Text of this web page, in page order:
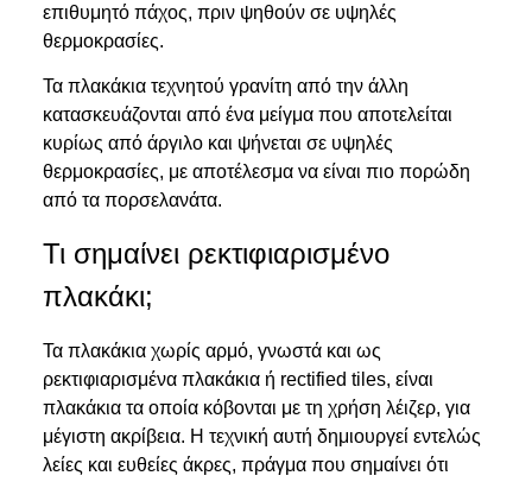
επιθυμητό πάχος, πριν ψηθούν σε υψηλές
θερμοκρασίες.
Τα πλακάκια τεχνητού γρανίτη από την άλλη
κατασκευάζονται από ένα μείγμα που αποτελείται
κυρίως από άργιλο και ψήνεται σε υψηλές
θερμοκρασίες, με αποτέλεσμα να είναι πιο πορώδη
από τα πορσελανάτα.
Τι σημαίνει ρεκτιφιαρισμένο
πλακάκι;
Τα πλακάκια χωρίς αρμό, γνωστά και ως
ρεκτιφιαρισμένα πλακάκια ή rectified tiles, είναι
πλακάκια τα οποία κόβονται με τη χρήση λέιζερ, για
μέγιστη ακρίβεια. Η τεχνική αυτή δημιουργεί εντελώς
λείες και ευθείες άκρες, πράγμα που σημαίνει ότι